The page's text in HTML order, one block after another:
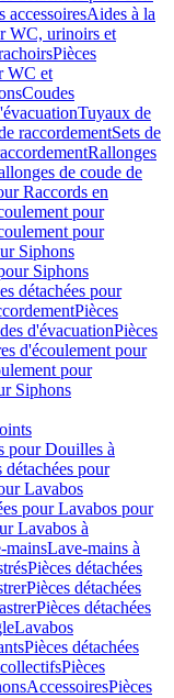
accessoiresAides à la
WC, urinoirs et
Pièces
WC et
Coudes
Tuyaux de
raccordementSets de
Rallonges
de coude de
Raccords en
pour
pour
Siphons
Siphons
détachées pour
Pièces
d'évacuationPièces
d'écoulement pour
pour
Siphons
pour Douilles à
détachées pour
Lavabos
pour Lavabos pour
Lavabos à
mainsLave-mains à
Pièces détachées
Pièces détachées
Pièces détachées
Lavabos
Pièces détachées
Pièces
AccessoiresPièces